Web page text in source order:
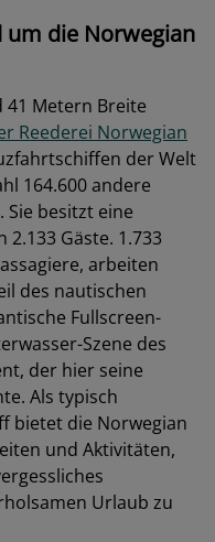
die Norwegian
41 Metern Breite
Reederei Norwegian
der Welt
164.600 andere
Sie besitzt eine
2.133 Gäste. 1.733
arbeiten
des nautischen
Fullscreen-
Szene des
der hier seine
Als typisch
bietet die Norwegian
und Aktivitäten,
Urlaub zu